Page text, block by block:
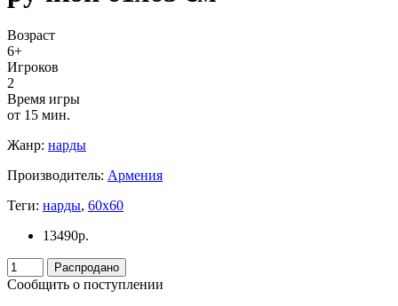
Возраст
6+
Игроков
2
Время игры
от 15 мин.
Жанр: нарды
Производитель: Армения
Теги: нарды, 60x60
13490р.
Распродано
Сообщить о поступлении